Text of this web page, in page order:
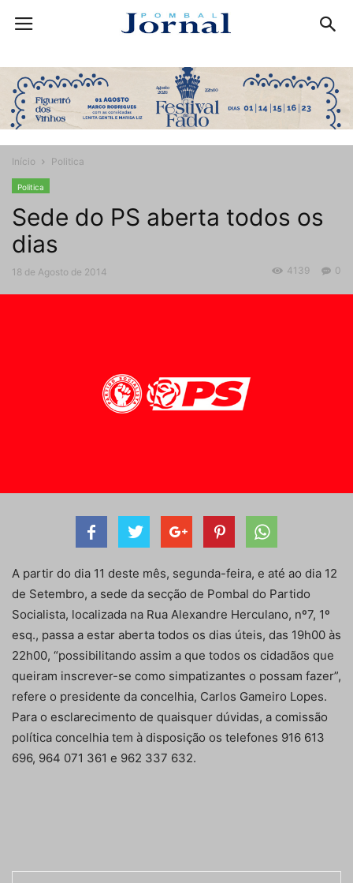
Início Politica
Politica
Sede do PS aberta todos os
dias
18 de Agosto de 2014 0
4139
A partir do dia 11 deste mês, segunda-feira, e até ao dia 12
de Setembro, a sede da secção de Pombal do Partido
Socialista, localizada na Rua Alexandre Herculano, nº7, 1º
esq., passa a estar aberta todos os dias úteis, das 19h00 às
22h00, “possibilitando assim a que todos os cidadãos que
queiram inscrever-se como simpatizantes o possam fazer”,
refere o presidente da concelhia, Carlos Gameiro Lopes.
Para o esclarecimento de quaisquer dúvidas, a comissão
política concelhia tem à disposição os telefones 916 613
696, 964 071 361 e 962 337 632.